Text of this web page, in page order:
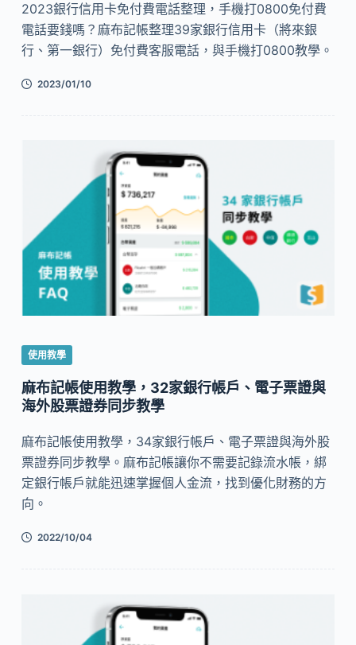
2023銀行信用卡免付費電話整理，手機打0800免付費
電話要錢嗎？麻布記帳整理39家銀行信用卡（將來銀
行、第一銀行）免付費客服電話，與手機打0800教學。
2023/01/10
使用教學
麻布記帳使用教學，32家銀行帳戶、電子票證與
海外股票證券同步教學
麻布記帳使用教學，34家銀行帳戶、電子票證與海外股
票證券同步教學。麻布記帳讓你不需要記錄流水帳，綁
定銀行帳戶就能迅速掌握個人金流，找到優化財務的方
向。
2022/10/04